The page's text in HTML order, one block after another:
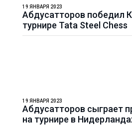
Абдусатторов победил
турнире Tata Steel Chess
19 ЯНВАРЯ 2023
Абдусатторов сыграет
на турнире в
19 ЯНВАРЯ 2023